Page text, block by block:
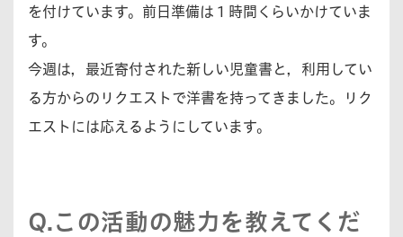
を付けています。前日準備は１時間くらいかけていま
す。
今週は，最近寄付された新しい児童書と，利用してい
る方からのリクエストで洋書を持ってきました。リク
エストには応えるようにしています。
Q.この活動の魅力を教えてくだ